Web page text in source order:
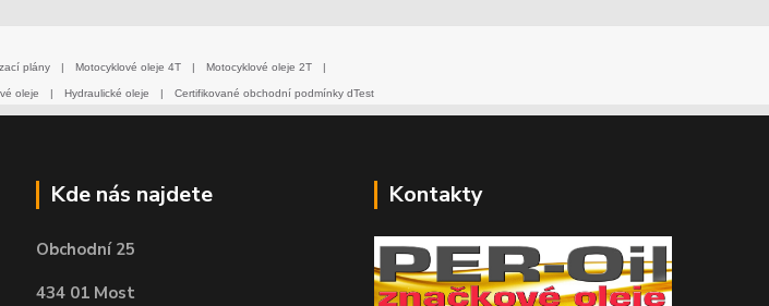
plány | Motocyklové oleje 4T | Motocyklové oleje 2T |
oleje | Hydraulické oleje | Certifikované obchodní podmínky dTest
Kde nás najdete
Obchodní 25
434 01 Most
Kontakty